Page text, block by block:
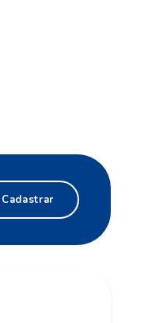
Cadastrar